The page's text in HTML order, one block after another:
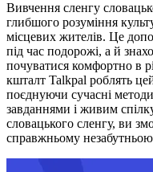
Вивчення сленгу
глибшого розуміння
місцевих жителів. Це
під час подорожі, а й
почуватися комфортно в
кшталт Talkpal роблять
поєднуючи сучасні
завданнями і живим
словацького сленгу, ви
справжньому